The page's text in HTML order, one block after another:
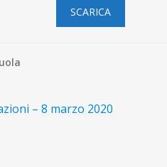
SCARICA
– 8 marzo 2020